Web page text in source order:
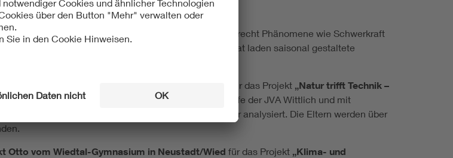
„Fest der Sinne“
: Dabei lernen die Kinder altersgerecht Phänomene wie Schwerkraft
gibt es ein „Sommerfest der Sinne“. Jeden Monat laden saisonal gestaltete
von der Grundschule Friedrichstraße in Wittlich für das Projekt „Natur trifft Technik –
: Die Werkstatt wurde über zwei Jahre unter Mithilfe der JVA Wittlich und mit
gebaut, mikroskopiert und Proben aus Wald und Flur analysiert. Die Eltern werden über
Otto vom Wiedtal-Gymnasium in Neustadt/Wied für das Projekt „Klima- und